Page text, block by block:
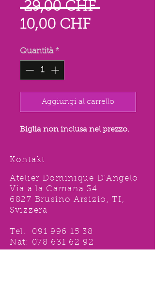
29,00 CHF Prezzo
10,00 CHFPrezzo
Quantità *
Aggiungi al carrello
Biglia non inclusa nel prezzo.
Kontakt
Atelier Dominique D'Angelo
Via a la Camana 34
6827 Brusino Arsizio, TI,
Svizzera
Tel. 091 996 15 38
Nat: 078 631 62 92